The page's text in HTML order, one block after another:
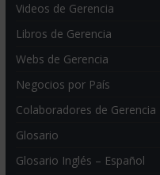
Videos de Gerencia
Libros de Gerencia
Webs de Gerencia
Negocios por País
Colaboradores de Gerencia
Glosario
Glosario Inglés – Español